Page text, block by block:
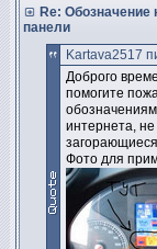
Re: Обозначение
панели
Kartava2517
Доброго
помогите
интернета,
Фото для